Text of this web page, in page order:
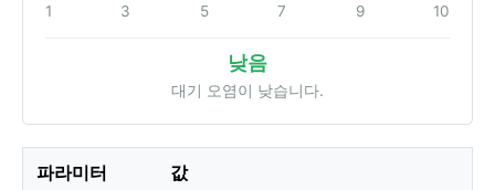
1 3 5 7 9 10
낮음
대기 오염이 낮습니다.
파라미터 값